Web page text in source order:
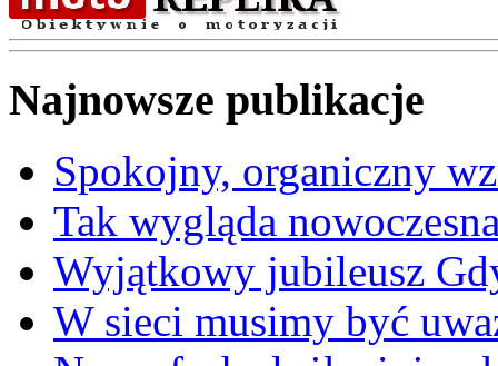
Najnowsze publikacje
Spokojny, organiczny
Tak wygląda
Wyjątkowy jubileusz
W sieci musimy być